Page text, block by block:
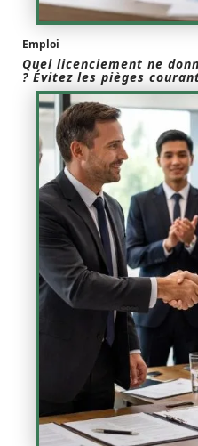
Emploi
Quel licenciement ne
? Évitez les pièges